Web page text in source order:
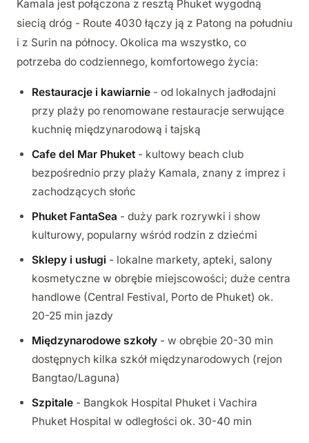
Kamala jest połączona z resztą Phuket wygodną
siecią dróg - Route 4030 łączy ją z Patong na południu
i z Surin na północy. Okolica ma wszystko, co
potrzeba do codziennego, komfortowego życia:
Restauracje i kawiarnie - od lokalnych jadłodajni
przy plaży po renomowane restauracje serwujące
kuchnię międzynarodową i tajską
Cafe del Mar Phuket - kultowy beach club
bezpośrednio przy plaży Kamala, znany z imprez i
zachodzących słońc
Phuket FantaSea - duży park rozrywki i show
kulturowy, popularny wśród rodzin z dziećmi
Sklepy i usługi - lokalne markety, apteki, salony
kosmetyczne w obrębie miejscowości; duże centra
handlowe (Central Festival, Porto de Phuket) ok.
20-25 min jazdy
Międzynarodowe szkoły - w obrębie 20-30 min
dostępnych kilka szkół międzynarodowych (rejon
Bangtao/Laguna)
Szpitale - Bangkok Hospital Phuket i Vachira
Phuket Hospital w odległości ok. 30-40 min